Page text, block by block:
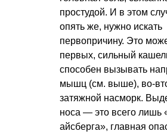
простудой. И в этом
опять же, нужно искать
первопричину. Это
первых, сильный
способен вызывать
мышц (см. выше), во-
затяжной насморк.
носа — это всего лишь
айсберга», главная